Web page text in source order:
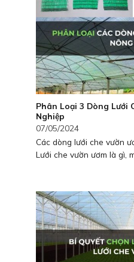
Phân Loại 3 Dòng Lưới
Nghiệp
07/05/2024
Các dòng lưới che vườn
Lưới che vườn ươm là gì,